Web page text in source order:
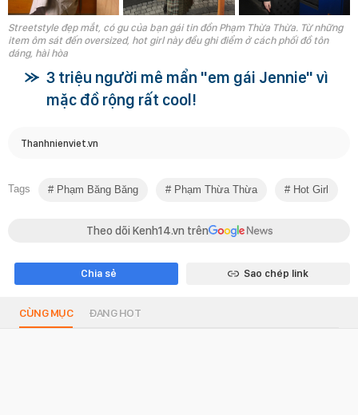
Streetstyle đẹp mắt, có gu của bạn gái tin đồn Phạm Thừa Thừa. Từ những
item ôm sát đến oversized, hot girl này đều ghi điểm ở cách phối đồ tôn
dáng, hài hòa
3 triệu người mê mẩn "em gái Jennie" vì
mặc đồ rộng rất cool!
Thanhnienviet.vn
Tags Phạm Băng Băng Phạm Thừa Thừa Hot Girl
Theo dõi Kenh14.vn trên
Chia sẻ Sao chép link
CÙNG MỤC ĐANG HOT